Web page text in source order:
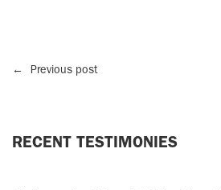
← Previous post
RECENT TESTIMONIES